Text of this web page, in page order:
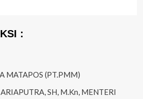
:
MATAPOS (PT.PMM)
SH, M.Kn, MENTERI